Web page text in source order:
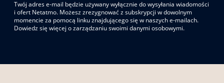
Twój adres e-mail będzie używany wyłącznie do wysyłania wiadomości
i ofert Netatmo. Możesz zrezygnować z subskrypcji w dowolnym
momencie za pomocą linku znajdującego się w naszych e-mailach.
Dowiedz się więcej o zarządzaniu swoimi danymi osobowymi.